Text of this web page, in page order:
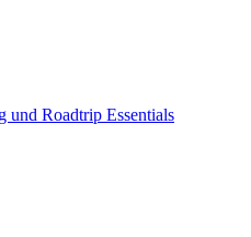
und Roadtrip Essentials